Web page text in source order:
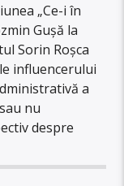
„Ce-i în
Gușă la
Sorin Roșca
influencerului
a
nu
despre